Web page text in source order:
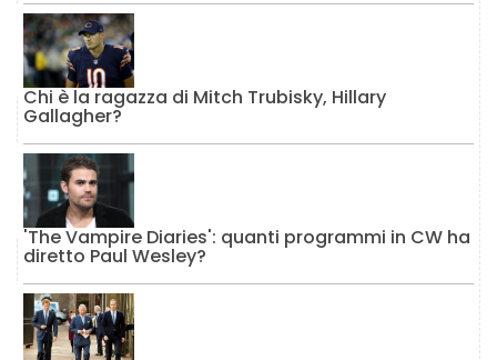
Chi è la ragazza di Mitch Trubisky, Hillary
Gallagher?
'The Vampire Diaries': quanti programmi in CW ha
diretto Paul Wesley?